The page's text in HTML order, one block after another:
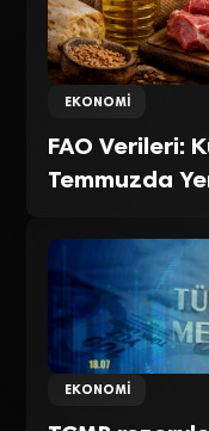
EKONOMI
FAO Verileri:
Temmuzda
EKONOMI